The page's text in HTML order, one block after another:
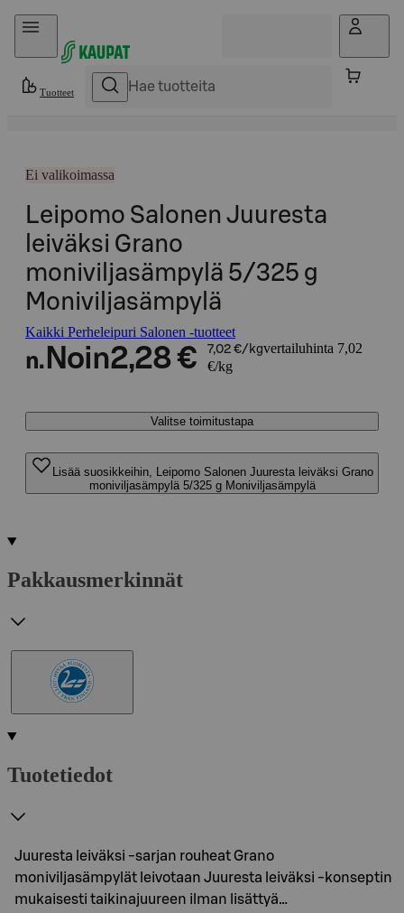
Hyppää sisältöön
Tuotteet
Ei valikoimassa
Leipomo Salonen Juuresta
leiväksi Grano
moniviljasämpylä 5/325 g
Moniviljasämpylä
Kaikki Perheleipuri Salonen -tuotteet
n. Noin2,28 € 7,02 €/kgvertailuhinta 7,02
€/kg
Valitse toimitustapa
Lisää suosikkeihin, Leipomo Salonen Juuresta leiväksi Grano
moniviljasämpylä 5/325 g Moniviljasämpylä
Pakkausmerkinnät
Tuotetiedot
Juuresta leiväksi -sarjan rouheat Grano
moniviljasämpylät leivotaan Juuresta leiväksi -konseptin
mukaisesti taikinajuureen ilman lisättyä…